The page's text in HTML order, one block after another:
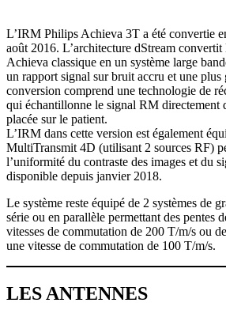
L’IRM Philips Achieva 3T a été convertie
août 2016. L’architecture dStream convertit
Achieva classique en un système large
un rapport signal sur bruit accru et une plus
conversion comprend une technologie de
qui échantillonne le signal RM directement
placée sur le patient.
L’IRM dans cette version est également
MultiTransmit 4D (utilisant 2 sources RF)
l’uniformité du contraste des images et du
disponible depuis janvier 2018.
Le système reste équipé de 2 systèmes de
série ou en parallèle permettant des pentes
vitesses de commutation de 200 T/m/s ou
une vitesse de commutation de 100 T/m/s.
LES ANTENNES